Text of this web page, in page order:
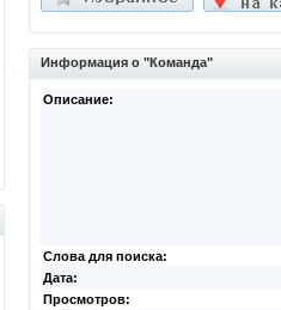
Информация о "Команда"
Описание:
Слова для поиска:
Дата:
Просмотров: